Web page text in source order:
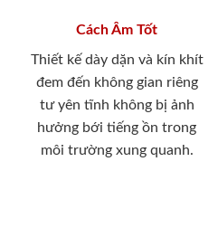
Cách Âm Tốt
Thiết kế dày dặn và kín khít
đem đến không gian riêng
tư yên tĩnh không bị ảnh
hưởng bới tiếng ồn trong
môi trường xung quanh.